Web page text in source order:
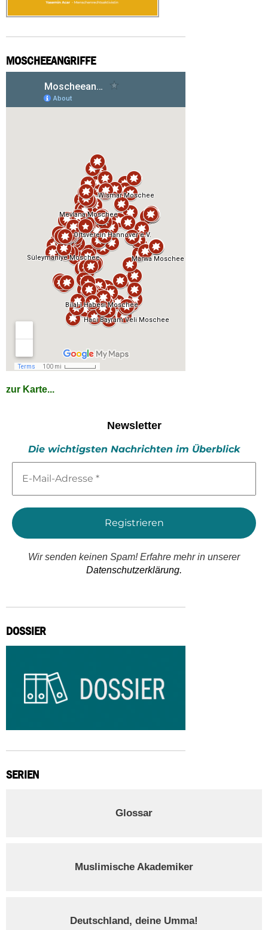
MOSCHEEANGRIFFE
zur Karte...
Newsletter
Die wichtigsten Nachrichten im Überblick
Mail-
*
Wir senden keinen Spam! Erfahre mehr in unserer
Datenschutzerklärung.
DOSSIER
SERIEN
Glossar
Muslimische Akademiker
Deutschland, deine Umma!